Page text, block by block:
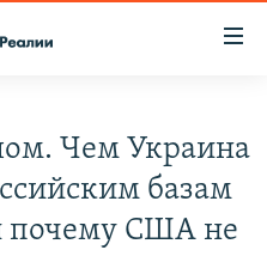
Чем Украина
базам
почему США не